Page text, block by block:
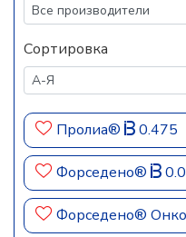
Сортировка
Пролиа® 0.475
Форседено®
Форседено® Онко